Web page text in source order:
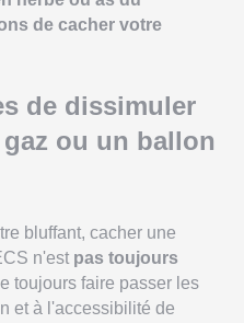
de cacher votre
de dissimuler
ou un ballon
bluffant, cacher une
n'est pas toujours
toujours faire passer les
et à l'accessibilité de